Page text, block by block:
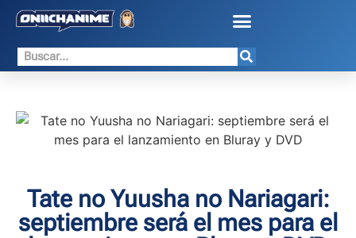
Tate no Yuusha no Nariagari:
septiembre será el mes para el